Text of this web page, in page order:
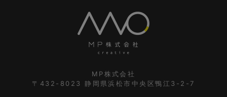
MP株式会社
〒432-8023静岡県浜松市中央区鴨江3-2-7